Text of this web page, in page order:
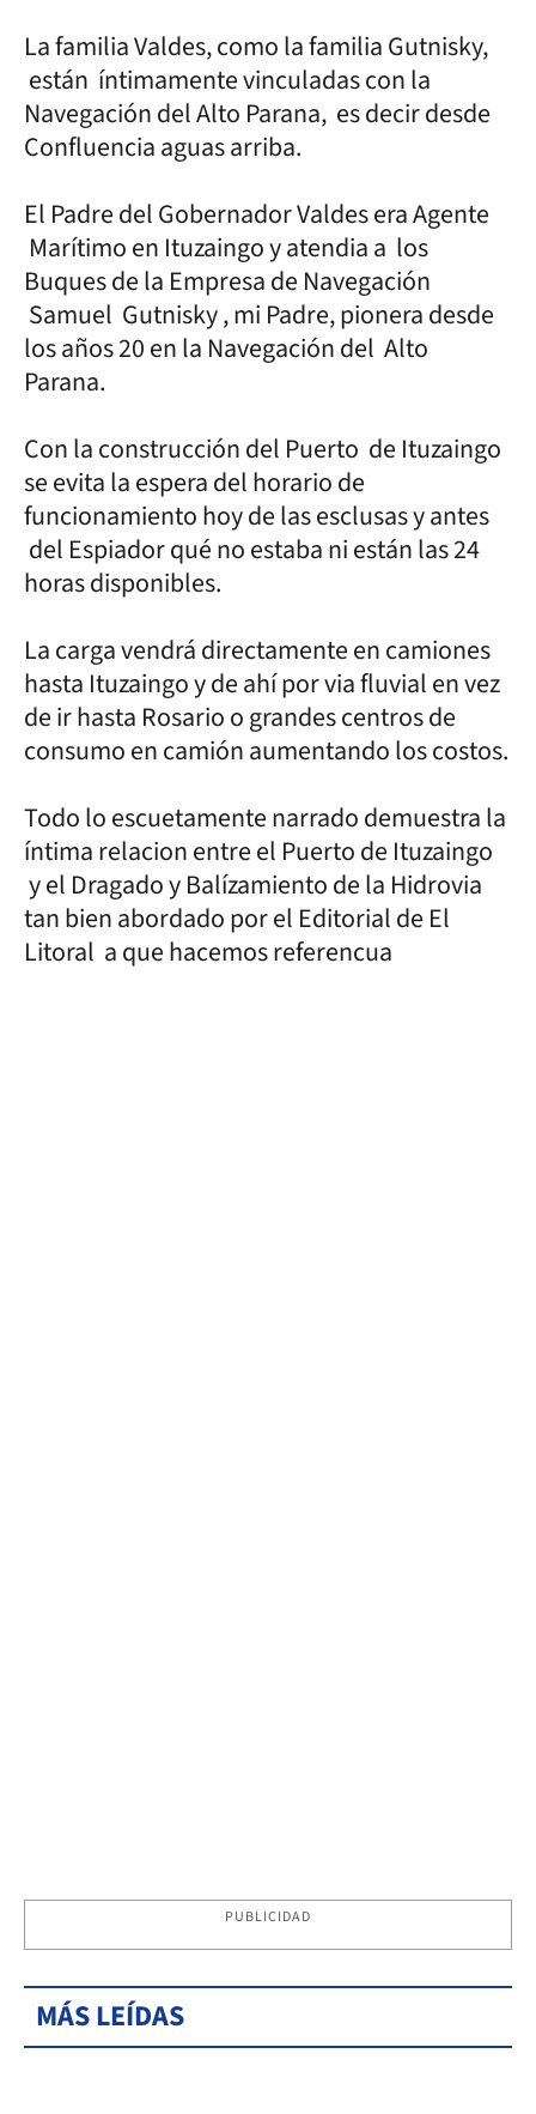
La familia Valdes, como la familia Gutnisky,
están íntimamente vinculadas con la
Navegación del Alto Parana, es decir desde
Confluencia aguas arriba.
El Padre del Gobernador Valdes era Agente
Marítimo en Ituzaingo y atendia a los
Buques de la Empresa de Navegación
Samuel Gutnisky , mi Padre, pionera desde
los años 20 en la Navegación del Alto
Parana.
Con la construcción del Puerto de Ituzaingo
se evita la espera del horario de
funcionamiento hoy de las esclusas y antes
del Espiador qué no estaba ni están las 24
horas disponibles.
La carga vendrá directamente en camiones
hasta Ituzaingo y de ahí por via fluvial en vez
de ir hasta Rosario o grandes centros de
consumo en camión aumentando los costos.
Todo lo escuetamente narrado demuestra la
íntima relacion entre el Puerto de Ituzaingo
y el Dragado y Balízamiento de la Hidrovia
tan bien abordado por el Editorial de El
Litoral a que hacemos referencua
PUBLICIDAD
MÁS LEÍDAS